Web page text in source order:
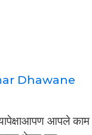
Dhawane
आपले काम